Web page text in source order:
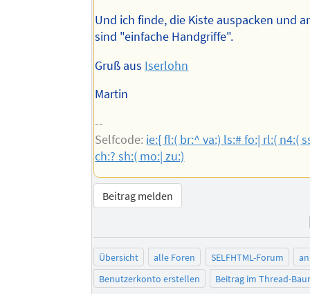
Und ich finde, die Kiste auspacken und
sind "einfache Handgriffe".
Gruß aus Iserlohn
Martin
--
Selfcode: ie:{ fl:( br:^ va:) ls:# fo:| rl:( n4:(
ch:? sh:( mo:| zu:)
Beitrag melden
Übersicht alle Foren SELFHTML-Forum
Benutzerkonto erstellen
Beitrag im Thread-